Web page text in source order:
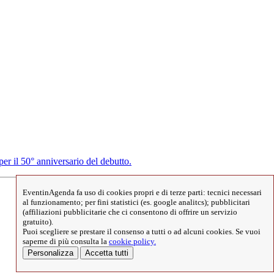
il 50° anniversario del debutto.
EventinAgenda fa uso di cookies propri e di terze parti: tecnici necessari
al funzionamento; per fini statistici (es. google analitcs); pubblicitari
(affiliazioni pubblicitarie che ci consentono di offrire un servizio
gratuito).
Puoi scegliere se prestare il consenso a tutti o ad alcuni cookies. Se vuoi
saperne di più consulta la cookie policy.
Personalizza
Accetta tutti